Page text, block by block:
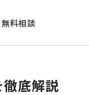
無料相談
底解説